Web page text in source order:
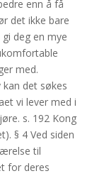
enn å få
det ikke bare
deg en mye
med.
det søkes
vi lever med i
s. 192 Kong
§ 4 Ved siden
til
for deres